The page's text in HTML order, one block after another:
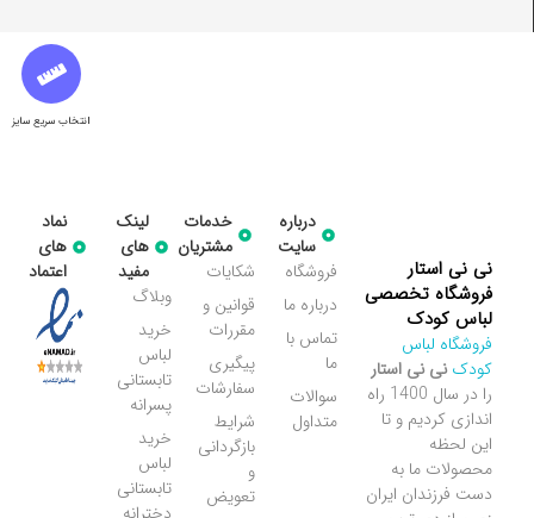
انتخاب سریع سایز
نی نی استار
فروشگاه تخصصی
لباس کودک
فروشگاه لباس
کودک نی نی استار
را در سال 1400 راه
اندازی کردیم و تا
این لحظه
محصولات ما به
دست فرزندان ایران
درباره
سایت
فروشگاه
درباره ما
تماس با
ما
سوالات
متداول
خدمات
مشتریان
شکایات
قوانین و
مقررات
پیگیری
سفارشات
شرایط
بازگردانی
و
تعویض
لینک
های
مفید
وبلاگ
خرید
لباس
تابستانی
پسرانه
خرید
لباس
تابستانی
نماد
های
اعتماد